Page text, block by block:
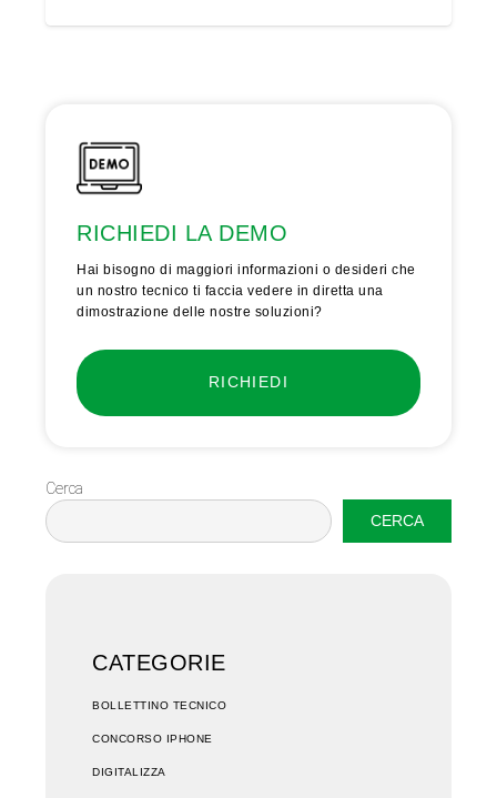
RICHIEDI LA DEMO
Hai bisogno di maggiori informazioni o desideri che
un nostro tecnico ti faccia vedere in diretta una
dimostrazione delle nostre soluzioni?
RICHIEDI
Cerca
CERCA
CATEGORIE
BOLLETTINO TECNICO
CONCORSO IPHONE
DIGITALIZZA